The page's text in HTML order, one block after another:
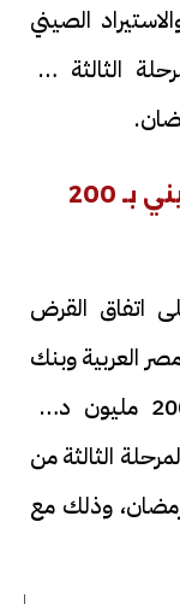
الصيني
الثالثة من
قرار بالموافقة على قرض صيني بـ 200
اتفاق القرض
العربية وبنك
التصدير والاستيراد الصيني بقيمة 200 مليون دولار
الثالثة من
وذلك مع